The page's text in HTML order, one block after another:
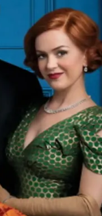
ånden av hans
sine to koner og